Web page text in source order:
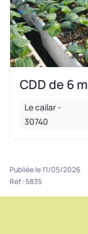
CDD de 6
Le cailar -
30740
Publiée le 11/05/2026
Réf : 5835